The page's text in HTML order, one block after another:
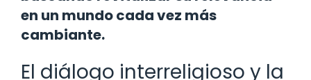
en un mundo cada vez más
cambiante.
El diálogo interreligioso y la